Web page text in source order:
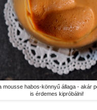
mousse habos-könnyű állaga - akár
is érdemes kipróbálni!